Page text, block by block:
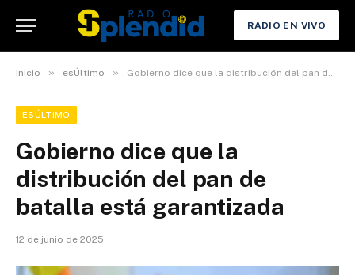
RADIO EN VIVO
Inicio » esÚltimo » Gobierno dice que la distribución del pan de batalla está garantizada
ESÚLTIMO
Gobierno dice que la
distribución del pan de
batalla está garantizada
12 de junio de 2025